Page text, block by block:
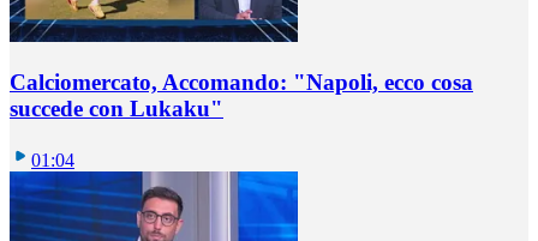
Calciomercato, Accomando: "Napoli, ecco cosa
succede con Lukaku"
01:04